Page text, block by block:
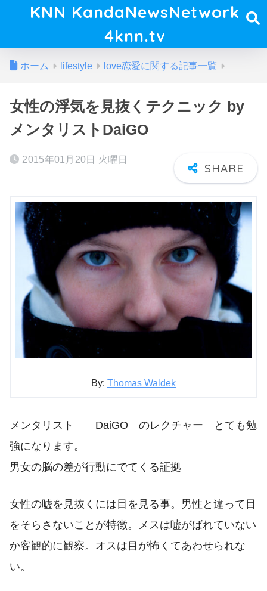
KNN KandaNewsNetwork
4knn.tv
ホーム lifestyle love恋愛に関する記事一覧
女性の浮気を見抜くテクニック by
メンタリストDaiGO
2015年01月20日 火曜日
By: Thomas Waldek
メンタリスト DaiGO のレクチャー とても勉
強になります。
男女の脳の差が行動にでてくる証拠
女性の嘘を見抜くには目を見る事。男性と違って目
をそらさないことが特徴。メスは嘘がばれていない
か客観的に観察。オスは目が怖くてあわせられな
い。